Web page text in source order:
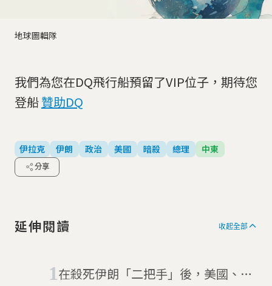
地球圖輯隊
我們為您在DQ飛行船預留了VIP位子，期待您
登船贊助DQ
伊拉克 伊朗 政治 美國 暗殺 總理 中東
分享
延伸閱讀 收起全部
在殺死伊朗「二把手」後，美國、伊